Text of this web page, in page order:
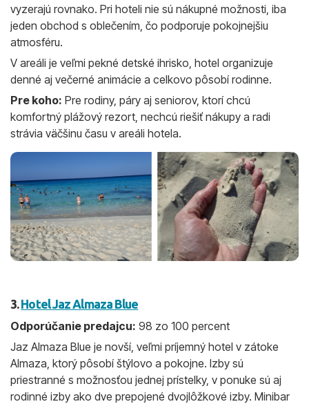
vyzerajú rovnako. Pri hoteli nie sú nákupné možnosti, iba
jeden obchod s oblečením, čo podporuje pokojnejšiu
atmosféru.
V areáli je veľmi pekné detské ihrisko, hotel organizuje
denné aj večerné animácie a celkovo pôsobí rodinne.
Pre koho: Pre rodiny, páry aj seniorov, ktorí chcú
komfortný plážový rezort, nechcú riešiť nákupy a radi
strávia väčšinu času v areáli hotela.
3.Hotel Jaz Almaza Blue
Odporúčanie predajcu: 98 zo 100 percent
Jaz Almaza Blue je novší, veľmi príjemný hotel v zátoke
Almaza, ktorý pôsobí štýlovo a pokojne. Izby sú
priestranné s možnosťou jednej prístelky, v ponuke sú aj
rodinné izby ako dve prepojené dvojlôžkové izby. Minibar